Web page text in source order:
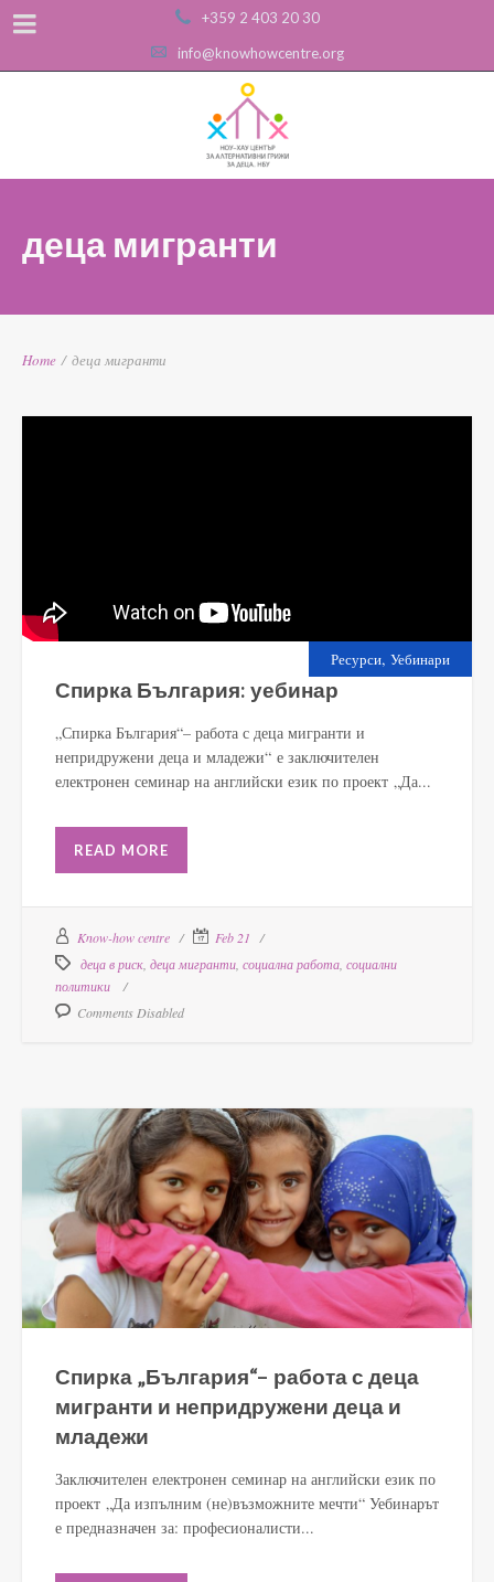
+359 2 403 20 30
info@knowhowcentre.org
деца мигранти
Home / деца мигранти
Ресурси, Уебинари
Спирка България: уебинар
„Спирка България“– работа с деца мигранти и
непридружени деца и младежи“ е заключителен
електронен семинар на английски език по проект „Да...
READ MORE
Know-how centre
Feb 21
деца в риск деца мигранти социална работа социални
политики
Comments Disabled
Спирка „България“– работа с деца
мигранти и непридружени деца и
младежи
Заключителен електронен семинар на английски език по
проект „Да изпълним (не)възможните мечти“ Уебинарът
е предназначен за: професионалисти...